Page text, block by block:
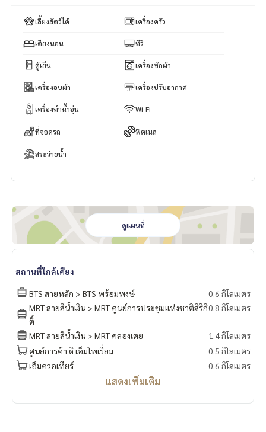
• Shuttle Service ไปส่งที่ปากซอยสุขุมวิท 18 หรือสุขุมวิท 20 ตา
เลี้ยงสัตว์ได้ เครื่องครัว
เตียงนอน ทีวี
ตู้เย็น เครื่องซักผ้า
เครื่องอบผ้า เครื่องปรับอากาศ
เครื่องทำน้ำอุ่น Wi-Fi
ที่จอดรถ ฟิตเนส
สระว่ายน้ำ
ดูแผนที่
สถานที่ใกล้เคียง
BTS สายหลัก > BTS พร้อมพงษ์
0.6 กิโลเมตร
MRT สายสีน้ำเงิน > MRT ศูนย์การประชุมแห่งชาติสิริกิ
ติ์
0.8 กิโลเมตร
MRT สายสีน้ำเงิน > MRT คลองเตย
1.4 กิโลเมตร
ศูนย์การค้า ดิ เอ็มโพเรี่ยม
0.5 กิโลเมตร
เอ็มควอเทียร์
0.6 กิโลเมตร
แสดงเพิ่มเติม